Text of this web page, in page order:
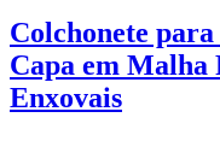
Colchonete
Capa em Malha
Enxovais